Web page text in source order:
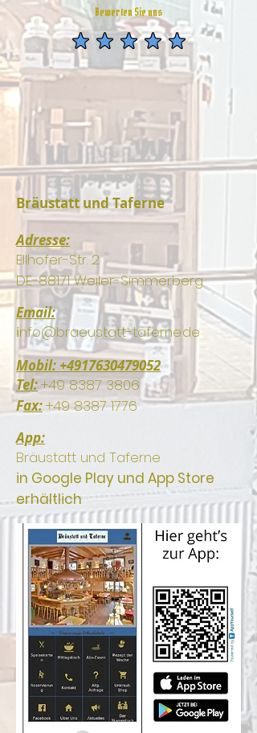
Bewerten Sie uns
Bräustatt und Taferne
Adresse:
Ellhofer-Str. 2
DE-88171 Weiler-Simmerberg
Email:
info@braeustatt-taferne.de
Mobil: +4917630479052
Tel:+49 8387 3806
Fax:+49 8387 1776
App:
Bräustatt und Taferne
in Google Play und App Store
erhältlich